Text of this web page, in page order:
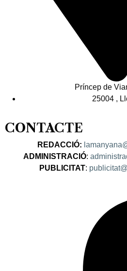
Príncep de
25004 ,
CONTACTE
REDACCIÓ:
ADMINISTRACIÓ:
PUBLICITAT: